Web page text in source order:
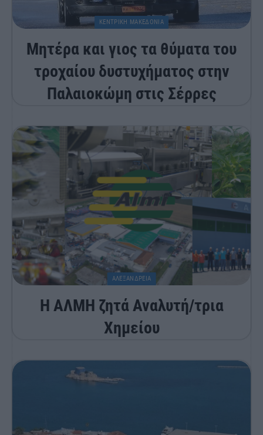
ΚΕΝΤΡΙΚΗ ΜΑΚΕΔΟΝΙΑ
Μητέρα και γιος τα θύματα του
τροχαίου δυστυχήματος στην
Παλαιοκώμη στις Σέρρες
ΑΛΕΞΑΝΔΡΕΙΑ
Η ΑΛΜΗ ζητά Αναλυτή/τρια
Χημείου